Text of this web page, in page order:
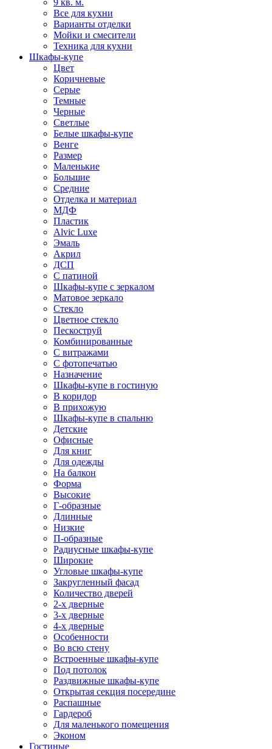
9 кв. м.
Все для кухни
Варианты отделки
Мойки и смесители
Техника для кухни
Шкафы-купе
Цвет
Коричневые
Серые
Темные
Черные
Светлые
Белые шкафы-купе
Венге
Размер
Маленькие
Большие
Средние
Отделка и материал
МДФ
Пластик
Alvic Luxe
Эмаль
Акрил
ДСП
С патиной
Шкафы-купе с зеркалом
Матовое зеркало
Стекло
Цветное стекло
Пескоструй
Комбинированные
С витражами
С фотопечатью
Назначение
Шкафы-купе в гостиную
В коридор
В прихожую
Шкафы-купе в спальню
Детские
Офисные
Для книг
Для одежды
На балкон
Форма
Высокие
Г-образные
Длинные
Низкие
П-образные
Радиусные шкафы-купе
Широкие
Угловые шкафы-купе
Закругленный фасад
Количество дверей
2-х дверные
3-х дверные
4-х дверные
Особенности
Во всю стену
Встроенные шкафы-купе
Под потолок
Раздвижные шкафы-купе
Открытая секция посередине
Распашные
Гардероб
Для маленького помещения
Эконом
Гостиные